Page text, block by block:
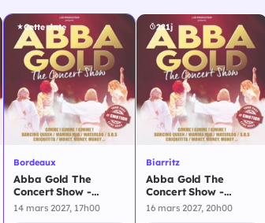
Cette date
Bordeaux
Abba Gold The
Concert Show -
Bordeaux - 14 mars
14 mars 2027, 17h00
221j
Biarritz
Abba Gold The
Concert Show -
Biarritz - 16 mars
16 mars 2027, 20h00